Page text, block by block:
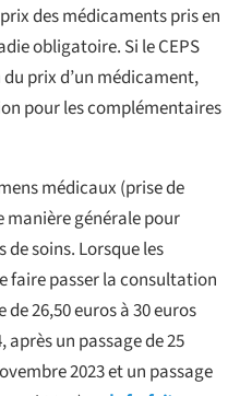
des médicaments pris en
obligatoire. Si le CEPS
prix d’un médicament,
pour les complémentaires
médicaux (prise de
manière générale pour
de soins. Lorsque les
faire passer la consultation
26,50 euros à 30 euros
après un passage de 25
2023 et un passage